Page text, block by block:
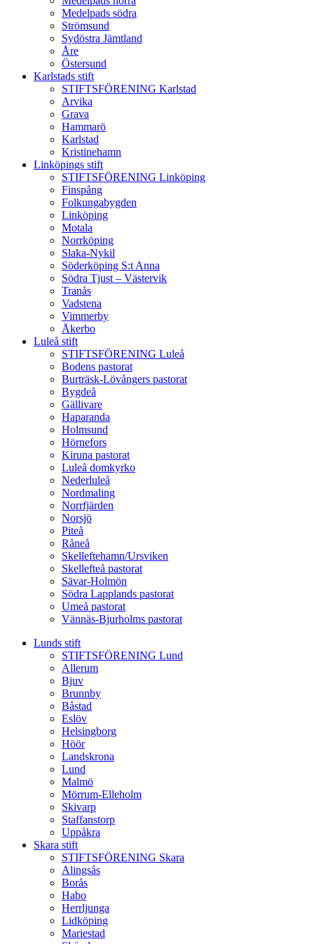
Medelpads södra
Strömsund
Sydöstra Jämtland
Åre
Östersund
Karlstads stift
STIFTSFÖRENING Karlstad
Arvika
Grava
Hammarö
Karlstad
Kristinehamn
Linköpings stift
STIFTSFÖRENING Linköping
Finspång
Folkungabygden
Linköping
Motala
Norrköping
Slaka-Nykil
Söderköping S:t Anna
Södra Tjust – Västervik
Tranås
Vadstena
Vimmerby
Åkerbo
Luleå stift
STIFTSFÖRENING Luleå
Bodens pastorat
Burträsk-Lövångers pastorat
Bygdeå
Gällivare
Haparanda
Holmsund
Hörnefors
Kiruna pastorat
Luleå domkyrko
Nederluleå
Nordmaling
Norrfjärden
Norsjö
Piteå
Råneå
Skelleftehamn/Ursviken
Skellefteå pastorat
Sävar-Holmön
Södra Lapplands pastorat
Umeå pastorat
Vännäs-Bjurholms pastorat
Lunds stift
STIFTSFÖRENING Lund
Allerum
Bjuv
Brunnby
Båstad
Eslöv
Helsingborg
Höör
Landskrona
Lund
Malmö
Mörrum-Elleholm
Skivarp
Staffanstorp
Uppåkra
Skara stift
STIFTSFÖRENING Skara
Alingsås
Borås
Habo
Herrljunga
Lidköping
Mariestad